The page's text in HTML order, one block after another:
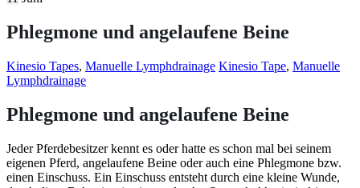
Phlegmone und angelaufene Beine
Kinesio Tapes, Manuelle Lymphdrainage Kinesio Tape, Manuelle
Lymphdrainage
Phlegmone und angelaufene Beine
Jeder Pferdebesitzer kennt es oder hatte es schon mal bei seinem
eigenen Pferd, angelaufene Beine oder auch eine Phlegmone bzw.
einen Einschuss. Ein Einschuss entsteht durch eine kleine Wunde,